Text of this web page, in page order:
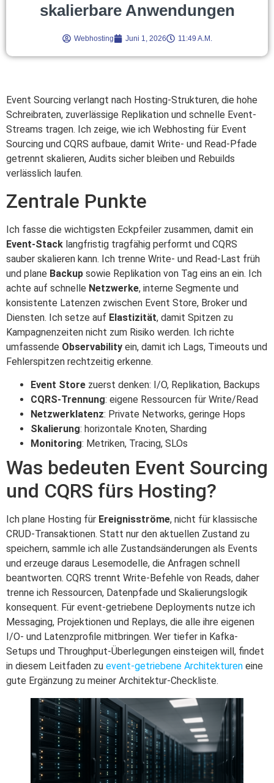
skalierbare Anwendungen
Webhosting Juni 1, 2026 11:49 A.m.
Event Sourcing verlangt nach Hosting-Strukturen, die hohe
Schreibraten, zuverlässige Replikation und schnelle Event-
Streams tragen. Ich zeige, wie ich Webhosting für Event
Sourcing und CQRS aufbaue, damit Write- und Read-Pfade
getrennt skalieren, Audits sicher bleiben und Rebuilds
verlässlich laufen.
Zentrale Punkte
Ich fasse die wichtigsten Eckpfeiler zusammen, damit ein
Event‑Stack langfristig tragfähig performt und CQRS
sauber skalieren kann. Ich trenne Write- und Read-Last früh
und plane Backup sowie Replikation von Tag eins an ein. Ich
achte auf schnelle Netzwerke, interne Segmente und
konsistente Latenzen zwischen Event Store, Broker und
Diensten. Ich setze auf Elastizität, damit Spitzen zu
Kampagnenzeiten nicht zum Risiko werden. Ich richte
umfassende Observability ein, damit ich Lags, Timeouts und
Fehlerspitzen rechtzeitig erkenne.
Event Store zuerst denken: I/O, Replikation, Backups
CQRS-Trennung: eigene Ressourcen für Write/Read
Netzwerklatenz: Private Networks, geringe Hops
Skalierung: horizontale Knoten, Sharding
Monitoring: Metriken, Tracing, SLOs
Was bedeuten Event Sourcing
und CQRS fürs Hosting?
Ich plane Hosting für Ereignisströme, nicht für klassische
CRUD-Transaktionen. Statt nur den aktuellen Zustand zu
speichern, sammle ich alle Zustandsänderungen als Events
und erzeuge daraus Lesemodelle, die Anfragen schnell
beantworten. CQRS trennt Write-Befehle von Reads, daher
trenne ich Ressourcen, Datenpfade und Skalierungslogik
konsequent. Für event-getriebene Deployments nutze ich
Messaging, Projektionen und Replays, die alle ihre eigenen
I/O- und Latenzprofile mitbringen. Wer tiefer in Kafka-
Setups und Throughput-Überlegungen einsteigen will, findet
in diesem Leitfaden zu event-getriebene Architekturen eine
gute Ergänzung zu meiner Architektur-Checkliste.